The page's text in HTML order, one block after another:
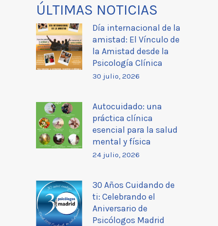
ÚLTIMAS NOTICIAS
Día internacional de la
amistad: El Vínculo de
la Amistad desde la
Psicología Clínica
30 julio, 2026
Autocuidado: una
práctica clínica
esencial para la salud
mental y física
24 julio, 2026
30 Años Cuidando de
ti: Celebrando el
Aniversario de
Psicólogos Madrid